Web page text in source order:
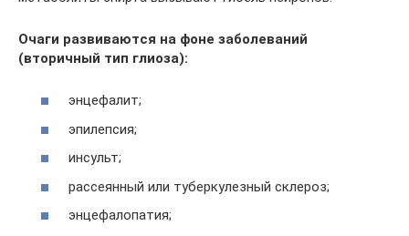
Очаги развиваются на фоне заболеваний
(вторичный тип глиоза):
энцефалит;
эпилепсия;
инсульт;
рассеянный или туберкулезный склероз;
энцефалопатия;